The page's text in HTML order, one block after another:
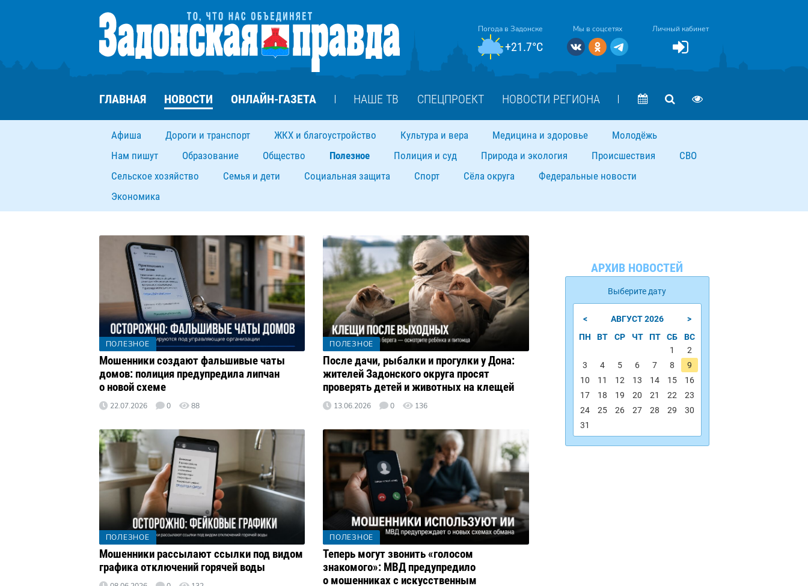
Погода в Задонске
+21.7°C
Мы в соцсетях Личный кабинет
ГЛАВНАЯ НОВОСТИ ОНЛАЙН-ГАЗЕТА НАШЕ ТВ СПЕЦПРОЕКТ НОВОСТИ РЕГИОНА
Афиша Дороги и транспорт ЖКХ и благоустройство Культура и вера Медицина и здоровье
Молодёжь
Нам пишут
Образование Общество Полезное Полиция и суд Природа и экология Происшествия
СВО
Сельское хозяйство
Семья и дети Социальная защита Спорт Сёла округа
Федеральные новости
Экономика
ПОЛЕЗНОЕ
Мошенники создают фальшивые чаты
домов: полиция предупредила липчан
о новой схеме
22.07.2026 0 88
ПОЛЕЗНОЕ
После дачи, рыбалки и прогулки у Дона:
жителей Задонского округа просят
проверять детей и животных на клещей
13.06.2026 0 136
ПОЛЕЗНОЕ
Мошенники рассылают ссылки под видом
графика отключений горячей воды
ПОЛЕЗНОЕ
Теперь могут звонить «голосом
знакомого»: МВД предупредило
о мошенниках с искусственным
АРХИВ НОВОСТЕЙ
Выберите дату
< АВГУСТ2026
>
ПН
ВТ СР ЧТ ПТ СБ
ВС
1
2
3
4 5 6 7 8
9
10
11 12 13 14 15
16
17
18 19 20 21 22
23
24
25 26 27 28 29
30
31